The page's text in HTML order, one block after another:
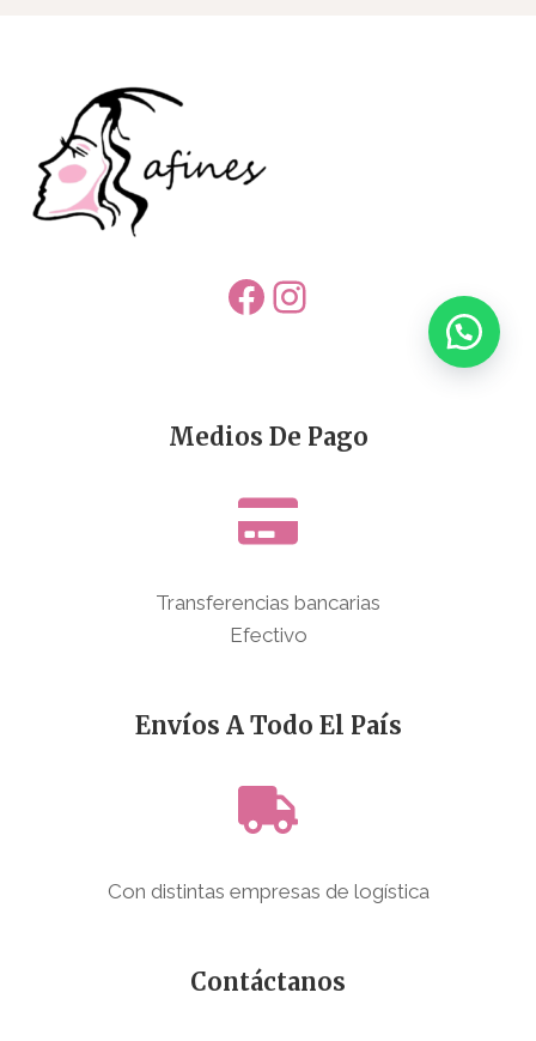
Facebook
Instagram
Medios De Pago
Transferencias bancarias
Efectivo
Envíos A Todo El País
Con distintas empresas de logística
Contáctanos